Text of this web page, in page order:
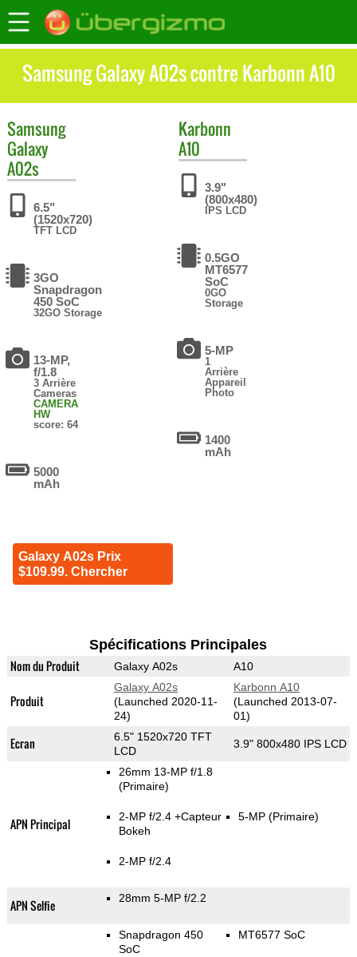
Samsung Galaxy A02s contre Karbonn A10
Samsung
Galaxy
A02s
6.5"
(1520x720)
TFT LCD
3GO
Snapdragon
450 SoC
32GO Storage
13-MP,
f/1.8
3 Arrière
Cameras
CAMERA
HW
score: 64
5000
mAh
Galaxy A02s Prix
$109.99. Chercher
Karbonn
A10
3.9"
(800x480)
IPS LCD
0.5GO
MT6577
SoC
0GO
Storage
5-MP
1
Arrière
Appareil
Photo
1400
mAh
Spécifications Principales
Nom du Produit Galaxy A02s A10
Produit
Galaxy A02s
(Launched 2020-11-
24)
Karbonn A10
(Launched 2013-07-
01)
Ecran
6.5" 1520x720 TFT
LCD
3.9" 800x480 IPS LCD
APN Principal
26mm 13-MP f/1.8
(Primaire)
2-MP f/2.4 +Capteur
Bokeh
2-MP f/2.4
5-MP (Primaire)
APN Selfie 28mm 5-MP f/2.2
Snapdragon 450
SoC
MT6577 SoC